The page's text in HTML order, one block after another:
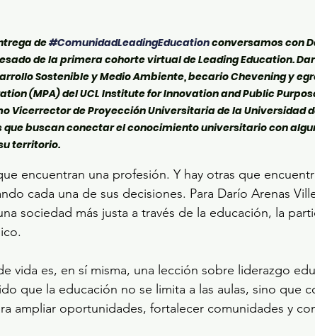
de #ComunidadLeadingEducation conversamos con
de la primera cohorte virtual de Leading Education.
Sostenible y Medio Ambiente, becario Chevening y
(MPA) del UCL Institute for Innovation and Public
Vicerrector de Proyección Universitaria de la Universidad
buscan conectar el conocimiento universitario con
territorio.
encuentran una profesión. Y hay otras que
cada una de sus decisiones. Para Darío Arenas
sociedad más justa a través de la educación, la
vida es, en sí misma, una lección sobre liderazgo
que la educación no se limita a las aulas, sino que
ampliar oportunidades, fortalecer comunidades y